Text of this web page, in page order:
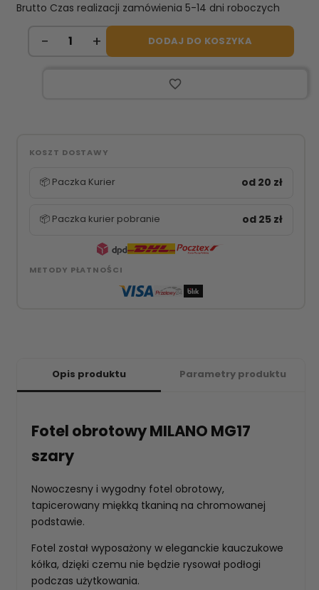
Brutto Czas realizacji zamówienia 5-14 dni roboczych
DODAJ DO KOSZYKA
favorite_border
KOSZT DOSTAWY
📦 Paczka Kurier od 20 zł
📦 Paczka kurier pobranie od 25 zł
METODY PŁATNOŚCI
Opis produktu Parametry produktu
Fotel obrotowy MILANO MG17
szary
Nowoczesny i wygodny fotel obrotowy,
tapicerowany miękką tkaniną na chromowanej
podstawie.
Fotel został wyposażony w eleganckie kauczukowe
kółka, dzięki czemu nie będzie rysował podłogi
podczas użytkowania.